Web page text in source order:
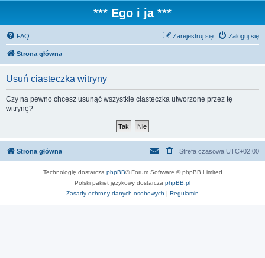
*** Ego i ja ***
FAQ Zaloguj się
Zarejestruj się
Strona główna
Usuń ciasteczka witryny
Czy na pewno chcesz usunąć wszystkie ciasteczka utworzone przez tę
witrynę?
Strona główna Strefa czasowa UTC+02:00
Technologię dostarcza phpBB® Forum Software © phpBB Limited
Polski pakiet językowy dostarcza phpBB.pl
Zasady ochrony danych osobowych | Regulamin